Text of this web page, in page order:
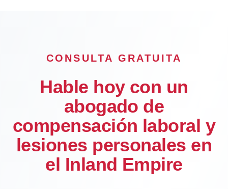
CONSULTA GRATUITA
Hable hoy con un
abogado de
compensación laboral y
lesiones personales en
el Inland Empire